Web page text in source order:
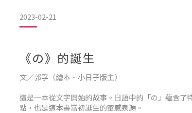
有天他把一顆胡蘿蔔種子種進土裡，靜心等待發芽的
2023-02-21
《の》的誕生
文／郭孚（繪本．小日子版主）
這是一本從文字開始的故事。日語中的「の」蘊含
點，也是這本書當初誕生的靈感泉源。